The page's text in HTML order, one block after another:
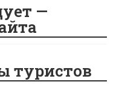
—
туристов